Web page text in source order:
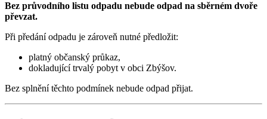
Bez průvodního listu odpadu nebude odpad na sběrném dvoře
převzat.
Při předání odpadu je zároveň nutné předložit:
platný občanský průkaz,
dokladující trvalý pobyt v obci Zbýšov.
Bez splnění těchto podmínek nebude odpad přijat.